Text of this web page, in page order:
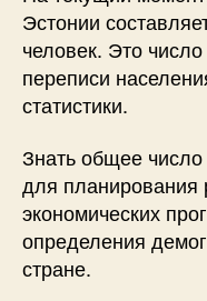
Эстонии
человек. Это
переписи
статистики.
Знать общее
для планирования
экономических
определения
стране.